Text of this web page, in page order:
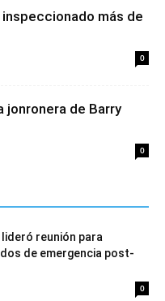
más de
0
jonronera de Barry
0
reunión para
de emergencia post-
0